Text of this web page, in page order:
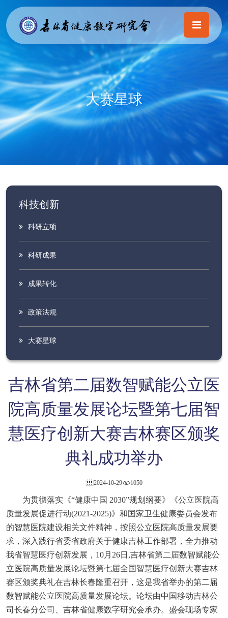
大赛星球
科技创新
科研立项
科研成果
成果转化
政策法规
大赛星球
吉林省第二届数智赋能公立医
院高质量发展论坛暨第七届智
慧医疗创新大赛吉林赛区颁奖
典礼成功举办
2024-10-29 1050
为贯彻落实《“健康中国 2030”规划纲要》《公立医院高
质量发展促进行动(2021-2025)》和国家卫生健康委员会发布
的智慧医院建设相关文件精神，按照公立医院高质量发展要
求，深入践行省委省政府关于健康吉林工作部署，全力推动
我省智慧医疗创新发展，10月26日,吉林省第二届数智赋能公
立医院高质量发展论坛暨第七届全国智慧医疗创新大赛吉林
赛区颁奖典礼在吉林长春隆重召开，这是我省举办的第二届
数智赋能公立医院高质量发展论坛。论坛由中国移动吉林公
司长春分公司、吉林省健康数字研究会承办。盛会现场专家